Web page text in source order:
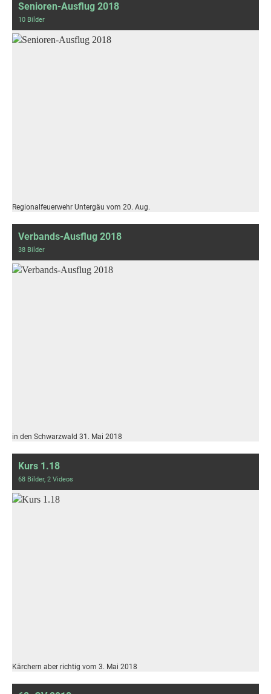
Senioren-Ausflug 2018
10 Bilder
Regionalfeuerwehr Untergäu vom 20. Aug.
Verbands-Ausflug 2018
38 Bilder
in den Schwarzwald 31. Mai 2018
Kurs 1.18
68 Bilder, 2 Videos
Kärchern aber richtig vom 3. Mai 2018